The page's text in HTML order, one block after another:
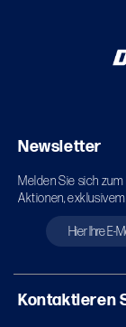
Newsletter
Melden Sie sich
Aktionen,
Kontaktieren